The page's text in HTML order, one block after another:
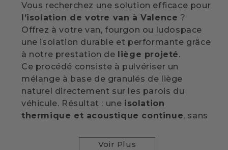
Vous recherchez une solution efficace pour
l’isolation de votre van à Valence ?
Offrez à votre van, fourgon ou ludospace
une isolation durable et performante grâce
à notre prestation de liège projeté.
Ce procédé consiste à pulvériser un
mélange à base de granulés de liège
naturel directement sur les parois du
véhicule. Résultat : une isolation
thermique et acoustique continue, sans
votre confort en toutes saisons.
Voir Plus